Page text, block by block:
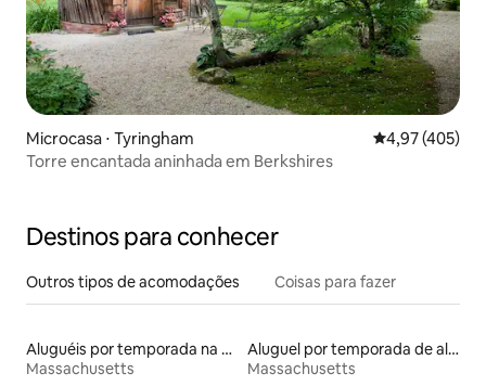
Microcasa ⋅ Tyringham 4,97 de uma
4,97 (405)
Torre encantada aninhada em Berkshires
Destinos para conhecer
Outros tipos de acomodações Coisas para fazer
Aluguéis por temporada na orla
Massachusetts
Aluguel por temporada de alojamentos ecológicos
Massachusetts